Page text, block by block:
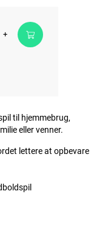
+
til hjemmebrug,
eller venner.
lettere at opbevare